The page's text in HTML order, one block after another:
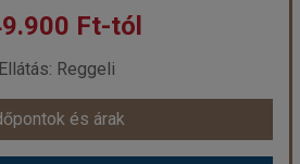
Ft-tól
Ellátás: Reggeli
és árak